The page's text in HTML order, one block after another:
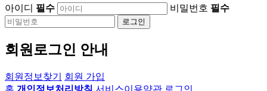
아이디 필수 비밀번호 필수
로그인
회원로그인 안내
회원정보찾기
회원 가입